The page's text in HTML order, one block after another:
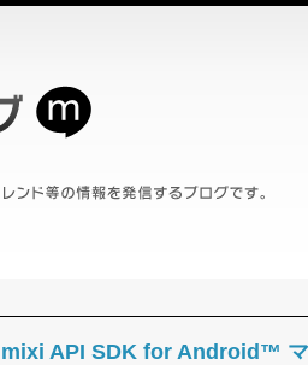
mixi API SDK for Android™ マ